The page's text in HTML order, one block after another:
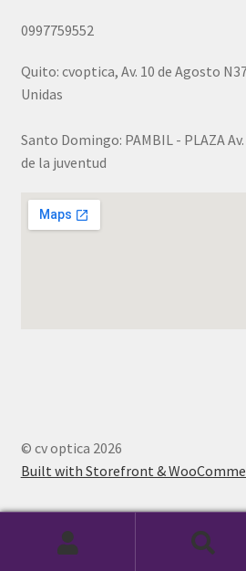
0997759552
Quito: cvoptica, Av. 10 de Agosto
Unidas
Santo Domingo: PAMBIL - PLAZA
de la juventud
© cv optica 2026
Built with Storefront &